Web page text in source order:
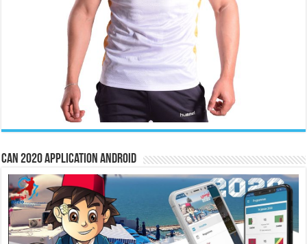
CAN 2020 Application Android